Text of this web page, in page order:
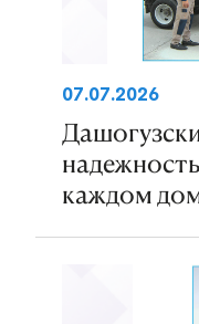
07.07.2026
каждом